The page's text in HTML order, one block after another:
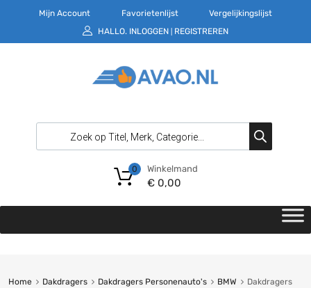
Mijn Account Favorietenlijst
Vergelijkingslijst
HALLO. INLOGGEN REGISTREREN
Winkelmand
€0,00
0
Home Dakdragers Dakdragers Personenauto's BMW
Dakdragers